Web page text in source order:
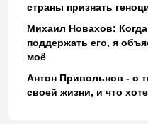
страны признать
Михаил Новахов:
поддержать его, я
моё
Антон Привольнов - о
своей жизни, и что